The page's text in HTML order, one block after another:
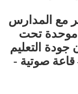
مع المدارس
موحدة تحت
جودة التعليم
قاعة صوتية -